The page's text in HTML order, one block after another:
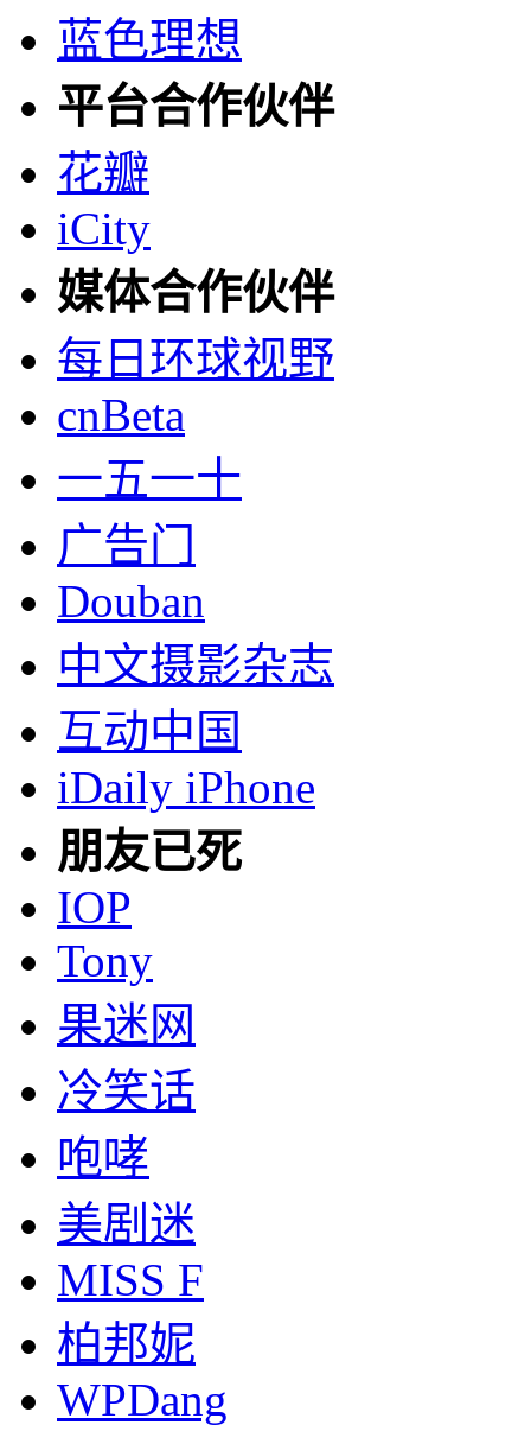
蓝色理想
平台合作伙伴
花瓣
iCity
媒体合作伙伴
每日环球视野
cnBeta
一五一十
广告门
Douban
中文摄影杂志
互动中国
iDaily iPhone
朋友已死
IOP
Tony
果迷网
冷笑话
咆哮
美剧迷
MISS F
柏邦妮
WPDang